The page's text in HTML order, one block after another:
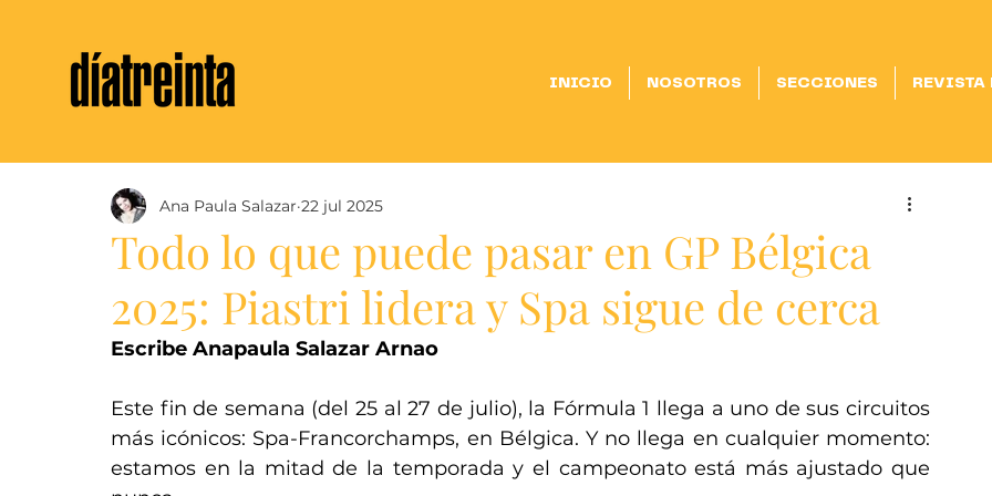
INICIO NOSOTROS SECCIONES REVISTA
Todo lo que puede pasar en GP Bélgica
2025: Piastri lidera y Spa sigue de cerca
Ana Paula Salazar 22 jul 2025
Escribe Anapaula Salazar Arnao
Este fin de semana (del 25 al 27 de julio), la Fórmula 1 llega a uno de sus circuitos
más icónicos: Spa-Francorchamps, en Bélgica. Y no llega en cualquier momento:
estamos en la mitad de la temporada y el campeonato está más ajustado que